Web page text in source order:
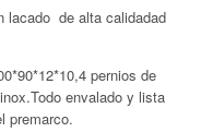
lacado de alta calidadad
pernios de
envalado y lista
premarco.